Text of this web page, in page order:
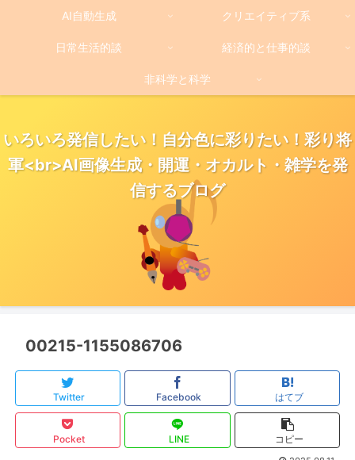
いろいろ発信したい！自分色に彩りたい！彩り将
軍<br>AI画像生成・開運・オカルト・雑学を発
信するブログ
AI自動生成 クリエイティブ系
日常生活的談 経済的と仕事的談
非科学と科学
00215-1155086706
Twitter Facebook はてブ
Pocket LINE コピー